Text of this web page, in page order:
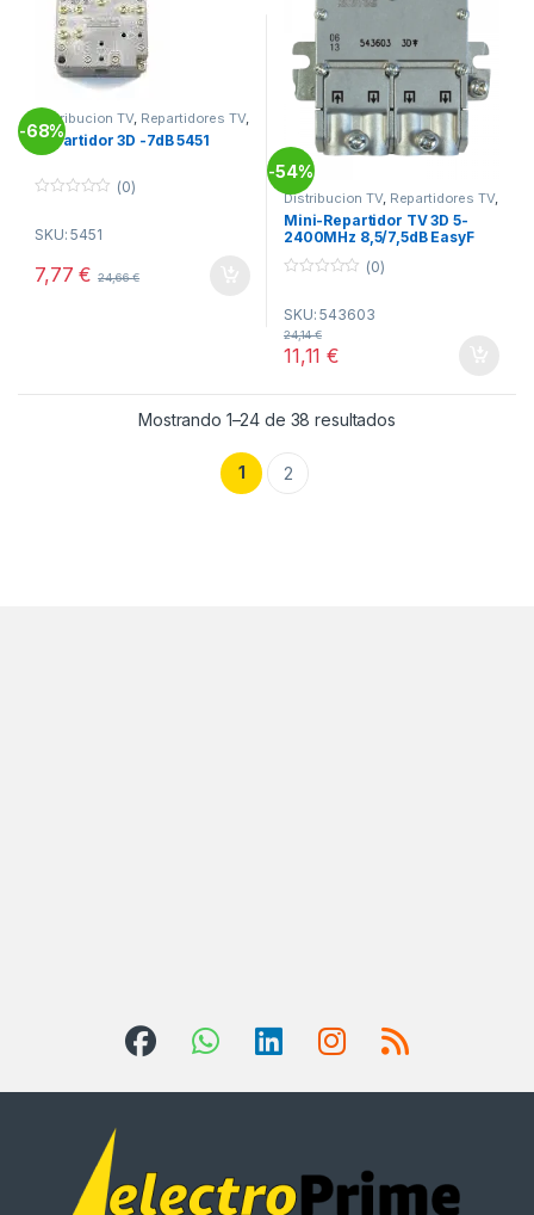
-68%
Distribucion TV, Repartidores TV,
Telecomunicacion
Repartidor 3D -7dB 5451
u
f
(0)
SKU: 5451
7,77€ 24,66€
-54%
Distribucion TV, Repartidores TV,
Telecomunicacion
Mini-Repartidor TV 3D 5-
2400MHz 8,5/7,5dB EasyF
u
t
o
f
(0)
SKU: 543603
11,11€
24,14€
Mostrando 1–24 de 38 resultadosOrdenado por
1 2